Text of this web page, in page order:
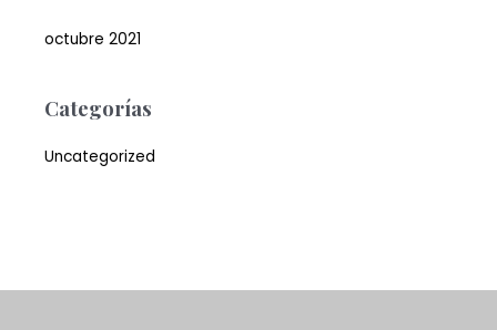
octubre 2021
Categorías
Uncategorized